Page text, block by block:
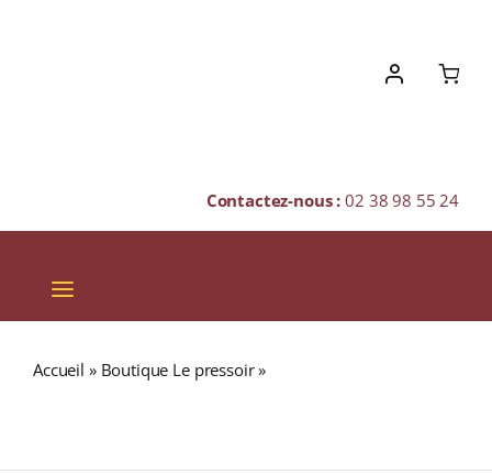
Contactez-nous :02 38 98 55 24
Toggle
Navigation
Accueil » Boutique Le pressoir»